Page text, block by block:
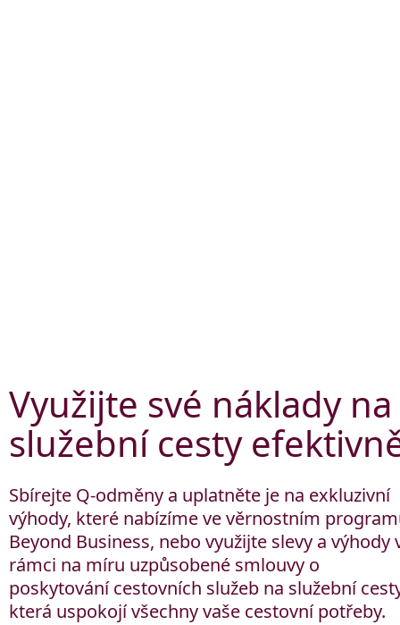
Využijte své náklady na
služební cesty
Sbírejte Q-odměny a uplatněte je na exkluzivní
výhody, které nabízíme ve věrnostním
Beyond Business, nebo využijte slevy a výhody
rámci na míru uzpůsobené smlouvy o
poskytování cestovních služeb na služební
která uspokojí všechny vaše cestovní potřeby.